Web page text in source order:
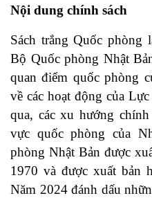
Nội dung chính sách
Sách trắng Quốc phòng
Bộ Quốc phòng Nhật
quan điểm quốc phòng
về các hoạt động của
qua, các xu hướng
vực quốc phòng của
phòng Nhật Bản được
1970 và được xuất bản
Năm 2024 đánh dấu